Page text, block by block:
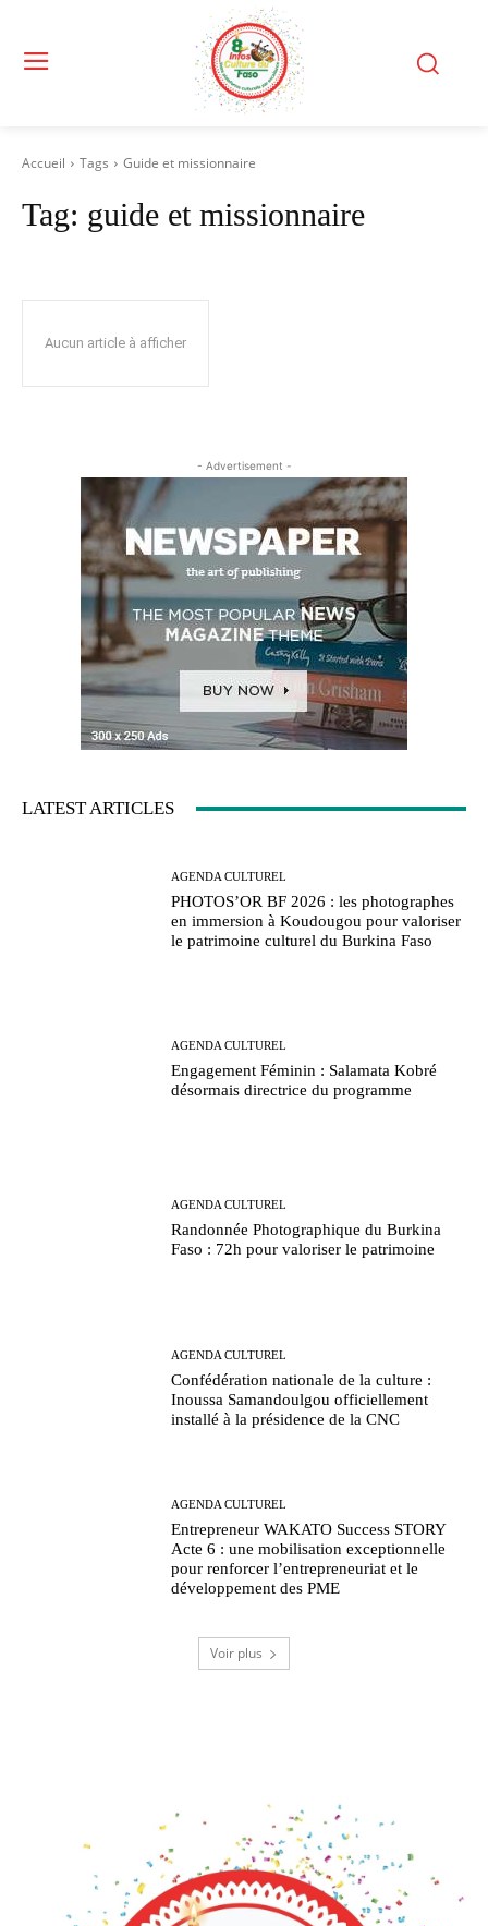
Accueil Tags Guide et missionnaire
Tag: guide et missionnaire
Aucun article à afficher
- Advertisement -
LATEST ARTICLES
AGENDA CULTUREL
PHOTOS’OR BF 2026 : les photographes
en immersion à Koudougou pour valoriser
le patrimoine culturel du Burkina Faso
AGENDA CULTUREL
Engagement Féminin : Salamata Kobré
désormais directrice du programme
AGENDA CULTUREL
Randonnée Photographique du Burkina
Faso : 72h pour valoriser le patrimoine
AGENDA CULTUREL
Confédération nationale de la culture :
Inoussa Samandoulgou officiellement
installé à la présidence de la CNC
AGENDA CULTUREL
Entrepreneur WAKATO Success STORY
Acte 6 : une mobilisation exceptionnelle
pour renforcer l’entrepreneuriat et le
développement des PME
Voir plus